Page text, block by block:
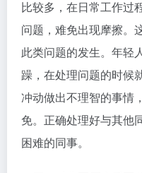
比较多，在日常工作过
问题，难免出现摩擦。
此类问题的发生。年轻
躁，在处理问题的时候
冲动做出不理智的事情
免。正确处理好与其他
困难的同事。